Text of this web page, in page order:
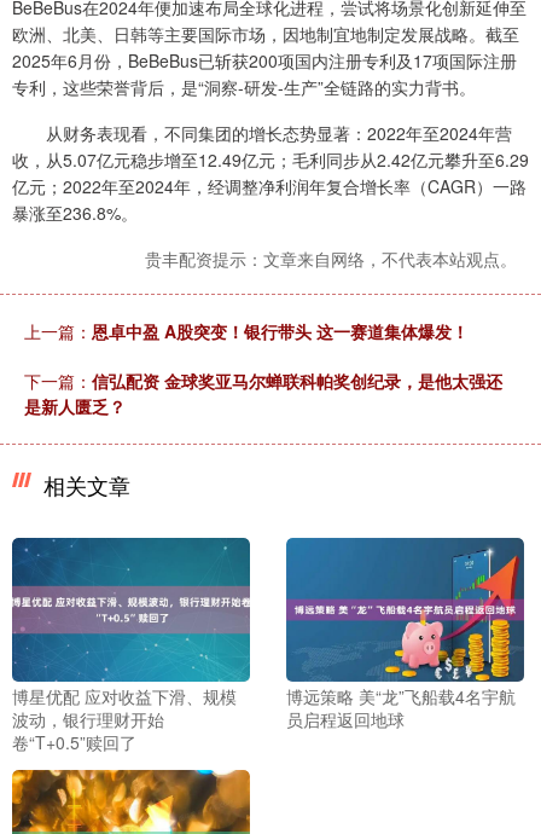
BeBeBus在2024年便加速布局全球化进程，尝试将场景化创新延伸至
欧洲、北美、日韩等主要国际市场，因地制宜地制定发展战略。截至
2025年6月份，BeBeBus已斩获200项国内注册专利及17项国际注册
专利，这些荣誉背后，是“洞察-研发-生产”全链路的实力背书。
从财务表现看，不同集团的增长态势显著：2022年至2024年营
收，从5.07亿元稳步增至12.49亿元；毛利同步从2.42亿元攀升至6.29
亿元；2022年至2024年，经调整净利润年复合增长率（CAGR）一路
暴涨至236.8%。
贵丰配资提示：文章来自网络，不代表本站观点。
上一篇： 恩卓中盈 A股突变！银行带头 这一赛道集体爆发！
下一篇： 信弘配资 金球奖亚马尔蝉联科帕奖创纪录，是他太强还
是新人匮乏？
相关文章
博星优配 应对收益下滑、规模
波动，银行理财开始
卷“T+0.5”赎回了
博远策略 美“龙”飞船载4名宇航
员启程返回地球